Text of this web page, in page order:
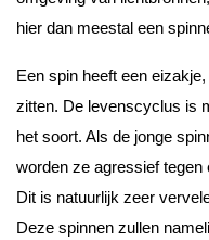
hier dan meestal een
Een spin heeft een
zitten. De levenscyclus is
het soort. Als de jonge
worden ze agressief
Dit is natuurlijk zeer
Deze spinnen zullen